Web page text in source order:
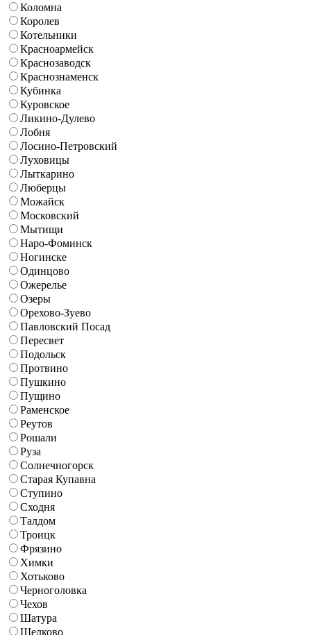
Коломна
Королев
Котельники
Красноармейск
Краснозаводск
Краснознаменск
Кубинка
Куровское
Ликино-Дулево
Лобня
Лосино-Петровский
Луховицы
Лыткарино
Люберцы
Можайск
Московский
Мытищи
Наро-Фоминск
Ногинске
Одинцово
Ожерелье
Озеры
Орехово-Зуево
Павловский Посад
Пересвет
Подольск
Протвино
Пушкино
Пущино
Раменское
Реутов
Рошали
Руза
Солнечногорск
Старая Купавна
Ступино
Сходня
Талдом
Троицк
Фрязино
Химки
Хотьково
Черноголовка
Чехов
Шатура
Щелково